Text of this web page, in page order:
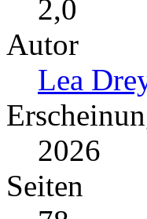
2,0
Autor
Lea
2026
Seiten